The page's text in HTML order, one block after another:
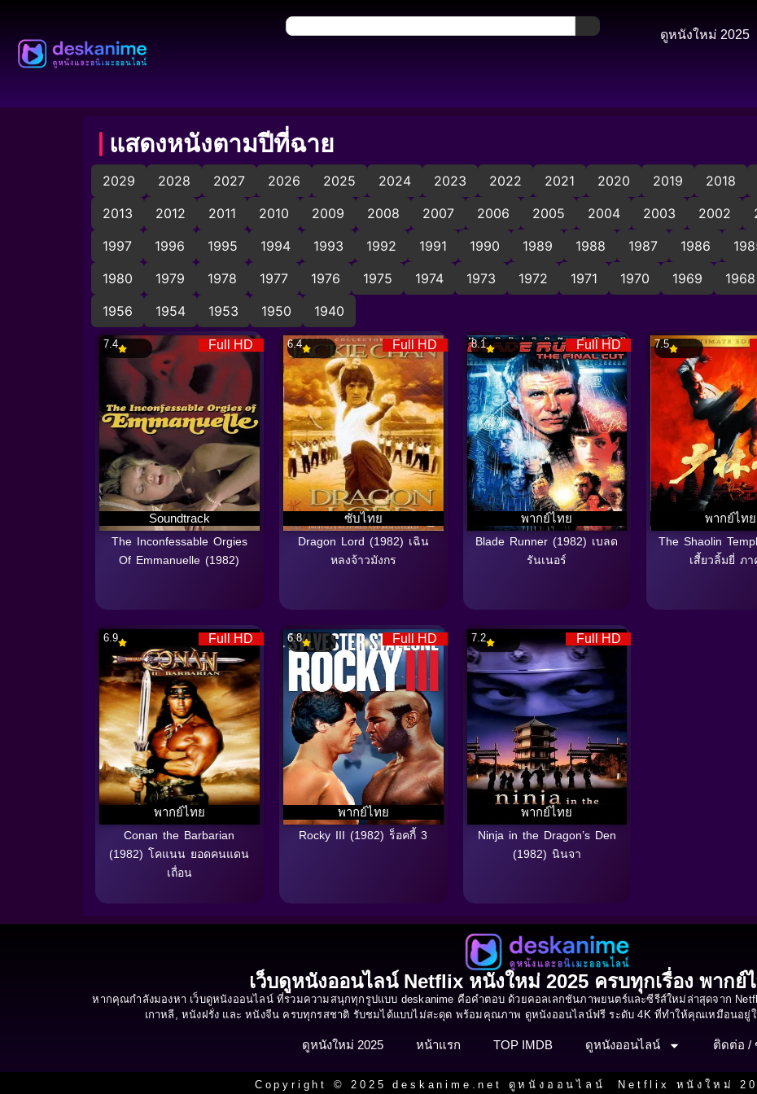
ดูหนังใหม่ 2025
แสดงหนังตามปีที่ฉาย
2029 2028 2027 2026 2025 2024 2023 2022 2021 2020 2019 2018
2013
2012 2011 2010 2009 2008 2007 2006 2005 2004 2003 2002
1997
1996 1995 1994 1993 1992 1991 1990 1989 1988 1987 1986
1980
1979 1978 1977 1976 1975 1974 1973 1972 1971 1970 1969 1968
1956
1954 1953 1950 1940
Full HD
Soundtrack
7.4
The Inconfessable Orgies
Of Emmanuelle (1982)
Full HD
ซับไทย
6.4
Dragon Lord (1982) เฉิน
หลงจ้าวมังกร
Full HD
พากย์ไทย
8.1
Blade Runner (1982) เบลด
รันเนอร์
พากย์ไทย
7.5
The Shaolin
เสี้ยวลิ้มยี่ ภา
Full HD
พากย์ไทย
6.9
Conan the Barbarian
(1982) โคแนน ยอดคนแดน
เถื่อน
Full HD
พากย์ไทย
6.8
Rocky III (1982) ร็อคกี้ 3
Full HD
พากย์ไทย
7.2
Ninja in the Dragon’s Den
(1982) นินจา
เว็บดูหนังออนไลน์ Netflix หนังใหม่ 2025 ครบทุกเรื่อง พากย์
หากคุณกำลังมองหา เว็บดูหนังออนไลน์ ที่รวมความสนุกทุกรูปแบบ deskanime คือคำตอบ ด้วยคอลเลกชันภาพยนตร์และซีรีส์ใหม่ล่าสุดจาก
เกาหลี, หนังฝรั่ง และ หนังจีน ครบทุกรสชาติ รับชมได้แบบไม่สะดุด พร้อมคุณภาพ ดูหนังออนไลน์ฟรี ระดับ 4K ที่ทำให้คุณเหมือนอยู่ใ
ดูหนังใหม่ 2025 หน้าแรก TOP IMDB ดูหนังออนไลน์ ติดต่อ /
Copyright © 2025 deskanime.net ดูหนังออนไลน์ Netflix หนังใหม่